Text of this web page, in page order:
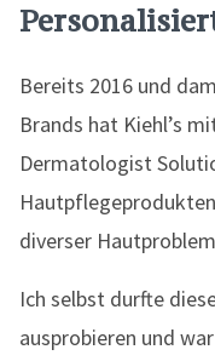
Bereits 2016 und
Brands hat Kiehl’s
Dermatologist
diverser
Ich selbst durfte
ausprobieren und